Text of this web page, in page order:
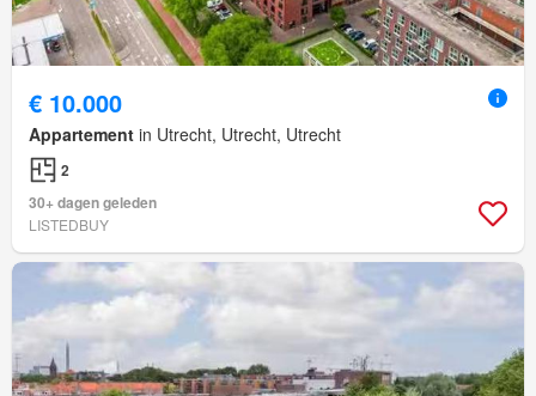
€ 10.000
Appartement in Utrecht, Utrecht, Utrecht
2
30+ dagen geleden
LISTEDBUY